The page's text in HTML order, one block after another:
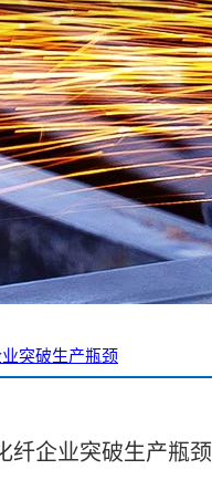
突破生产瓶颈
纤企业突破生产瓶颈